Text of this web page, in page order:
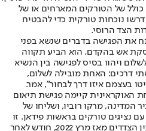
של הטורקים המארחים או של
נוכחות טורקית כדי להבטיח
הצד הרוסי.
את הפגישה בדברים שנשא בפני
אש בהקדם. הוא הביע תקווה
ויהוו בסיס לפגישה בין הנשיא
שתי דרכים: האחת מובילה לשלום,
בעצמם איזו דרך לבחור", אמר.
קיימה פגישת תיאום
המדינה, מרקו רוביו, ושליחו של
נציגים טורקים בראשות פידאן. זו
הפגישה הראשונה פנים אל פנים בין הצדדים מאז מרץ 2022, חודש לאחר